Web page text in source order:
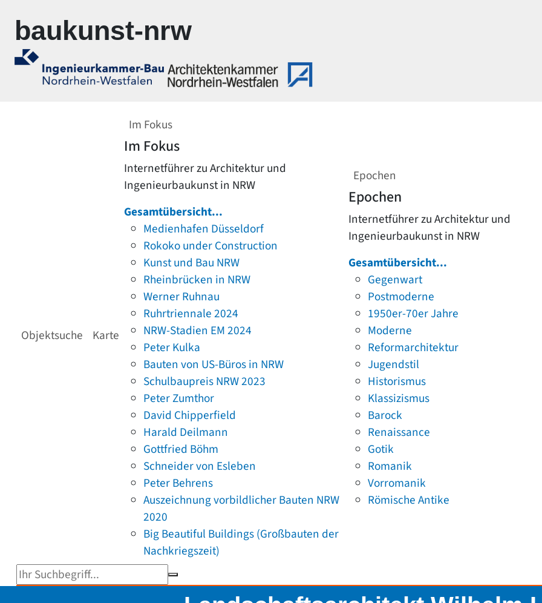
baukunst-nrw
Objektsuche Karte
Im Fokus
Im Fokus
Internetführer zu Architektur und
Ingenieurbaukunst in NRW
Gesamtübersicht...
Medienhafen Düsseldorf
Rokoko under Construction
Kunst und Bau NRW
Rheinbrücken in NRW
Werner Ruhnau
Ruhrtriennale 2024
NRW-Stadien EM 2024
Peter Kulka
Bauten von US-Büros in NRW
Schulbaupreis NRW 2023
Peter Zumthor
David Chipperfield
Harald Deilmann
Gottfried Böhm
Schneider von Esleben
Peter Behrens
Auszeichnung vorbildlicher Bauten NRW
2020
Big Beautiful Buildings (Großbauten der
Nachkriegszeit)
Epochen
Epochen
Internetführer zu Architektur und
Ingenieurbaukunst in NRW
Gesamtübersicht...
Gegenwart
Postmoderne
1950er-70er Jahre
Moderne
Reformarchitektur
Jugendstil
Historismus
Klassizismus
Barock
Renaissance
Gotik
Romanik
Vorromanik
Römische Antike
Suchbegriff eingeben